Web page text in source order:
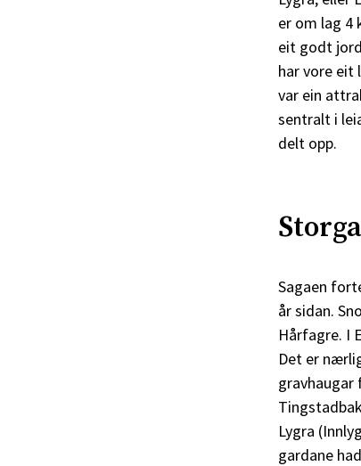
er om lag 4
eit godt
har vore
var ein
sentralt i
delt opp.
Sagaen
år sidan.
Hårfagre. I
Det er
gravhaugar
Lygra
gardane